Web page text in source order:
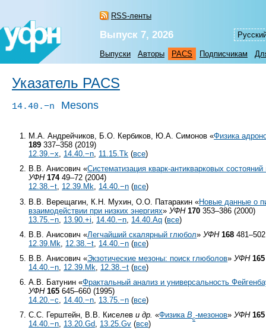
RSS-ленты
Выпуск 7, 2026
Выпуски Авторы PACS Подписчикам
Указатель PACS
14.40.−n Mesons
М.А. Андрейчиков, Б.О. Кербиков, Ю.А. Симонов «Физика
189 337–358 (2019)
12.39.−x, 14.40.−n, 11.15.Tk (все)
В.В. Анисович «Систематизация кварк-антикварковых
УФН 17449–72 (2004)
12.38.−t, 12.39.Mk, 14.40.−n (все)
В.В. Верещагин, К.Н. Мухин, О.О. Патаракин «Новые данные о
взаимодействии при низких энергиях»УФН 170 353–386 (2000)
13.75.−n 13.90.+i 14.40.−n 14.40.Aq (все)
В.В. Анисович «Легчайший скалярный глюбол»УФН 168
12.39.Mk
12.38.−t 14.40.−n (все)
В.В. Анисович «Экзотические мезоны: поиск глюболов»УФН 165
14.40.−n, 12.39.Mk, 12.38.−t (все)
А.В. Батунин «Фрактальный анализ и универсальность
УФН 165 645–660 (1995)
14.20.−c, 14.40.−n, 13.75.−n (все)
С.С. Герштейн, В.В. Киселеви др. «ФизикаBc-мезонов»УФН 165
14.40.−n, 13.20.Gd, 13.25.Gv (все)